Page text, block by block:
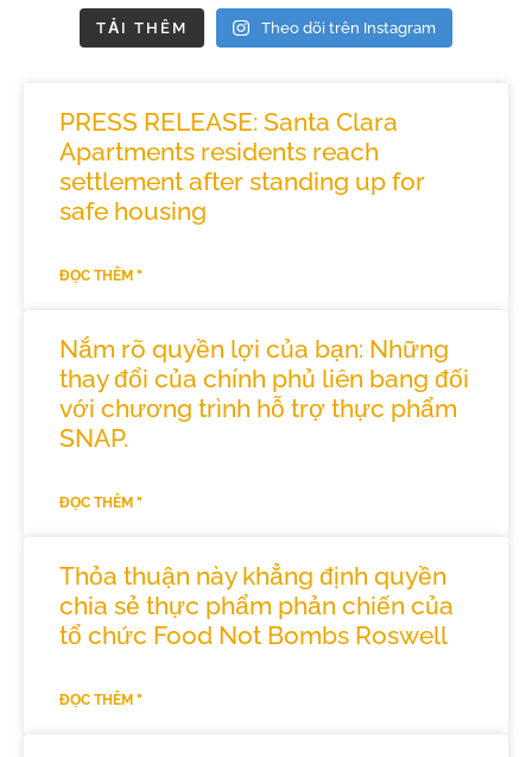
TẢI THÊM Theo dõi trên Instagram
PRESS RELEASE: Santa Clara
Apartments residents reach
settlement after standing up for
safe housing
ĐỌC THÊM "
Nắm rõ quyền lợi của bạn: Những
thay đổi của chính phủ liên bang đối
với chương trình hỗ trợ thực phẩm
SNAP.
ĐỌC THÊM "
Thỏa thuận này khẳng định quyền
chia sẻ thực phẩm phản chiến của
tổ chức Food Not Bombs Roswell
ĐỌC THÊM "